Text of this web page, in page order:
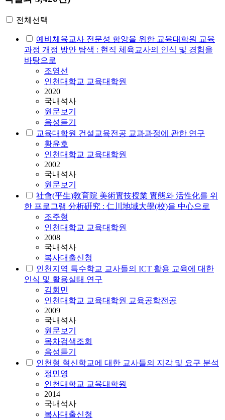
전체선택
예비체육교사 전문성 함양을 위한 교육대학원 교육
과정 개정 방안 탐색 : 현직 체육교사의 인식 및 경험을
바탕으로
조영선
인천대학교 교육대학원
2020
국내석사
원문보기
음성듣기
교육대학원 건설교육전공 교과과정에 관한 연구
황윤호
인천대학교 교육대학원
2002
국내석사
원문보기
社會(平生)敎育院 美術實技授業 實態와 活性化를 위
한 프로그램 分析硏究 : 仁川地域大學(校)을 中心으로
조주형
인천대학교 교육대학원
2008
국내석사
복사대출신청
인천지역 특수학교 교사들의 ICT 활용 교육에 대한
인식 및 활용실태 연구
김회민
인천대학교 교육대학원 교육공학전공
2009
국내석사
원문보기
목차검색조회
음성듣기
인천형 혁신학교에 대한 교사들의 지각 및 요구 분석
정민영
인천대학교 교육대학원
2014
국내석사
복사대출신청